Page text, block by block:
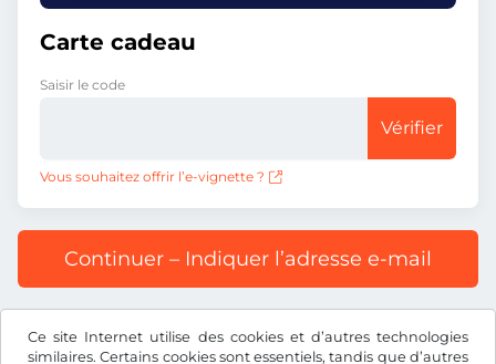
Ce site Internet utilise des cookies et d’autres technologies
similaires. Certains cookies sont essentiels, tandis que d’autres
Carte cadeau
Saisir le code
Vérifier
Vous souhaitez offrir l’e-vignette ?
Continuer – Indiquer l’adresse e-mail
compris les frais d’enregistrement et la TVA.